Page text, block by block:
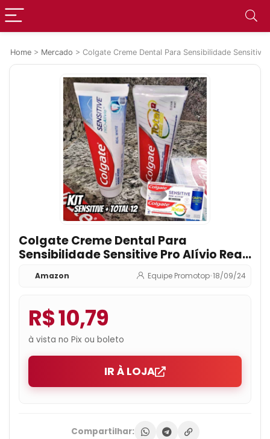
Home > Mercado > Colgate Creme Dental Para Sensibilidade
Colgate Creme Dental Para
Sensibilidade Sensitive Pro Alívio Real
White 110G + Creme Dental Total 12
Clean Mint 90G
Amazon Equipe Promotop•18/09/24
R$ 10,79
à vista no Pix ou boleto
IR À LOJA
Compartilhar: